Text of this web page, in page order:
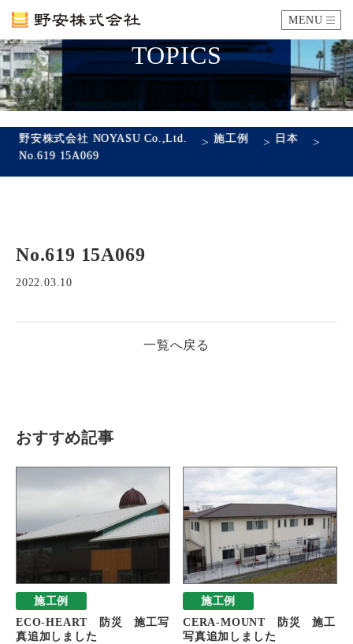
MENU
カタログ
企業情報
会社概要
採用情報
先輩社員の声
お問い合わせ プライバシーポリシー サイトマップ
TOPICS
野安株式会社 NOYASU Co.,Ltd. >施工例 > 日本 >
No.619 15A069
No.619 15A069
2022.03.10
一覧へ戻る
おすすめ記事
施工例
ECO-HEART 防災 施工写
真追加しました
施工例
CERA-MOUNT 防災 施工
写真追加しました